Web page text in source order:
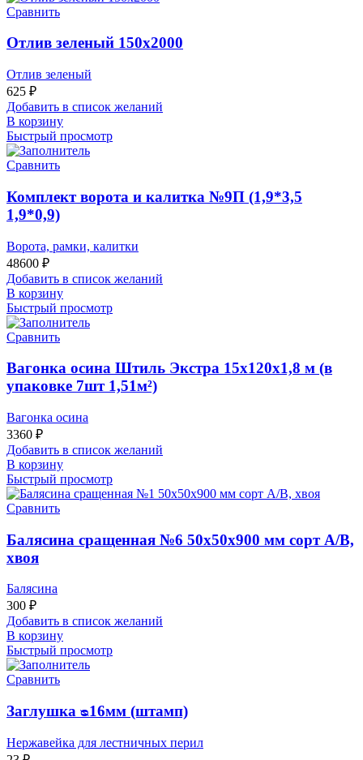
Сравнить
Отлив зеленый 150х2000
Отлив зеленый
625 ₽
Добавить в список желаний
В корзину
Быстрый просмотр
Сравнить
Комплект ворота и калитка №9П (1,9*3,5
1,9*0,9)
Ворота, рамки, калитки
48600 ₽
Добавить в список желаний
В корзину
Быстрый просмотр
Сравнить
Вагонка осина Штиль Экстра 15х120х1,8 м (в
упаковке 7шт 1,51м²)
Вагонка осина
3360 ₽
Добавить в список желаний
В корзину
Быстрый просмотр
Сравнить
Балясина сращенная №6 50х50х900 мм сорт А/В,
хвоя
Балясина
300 ₽
Добавить в список желаний
В корзину
Быстрый просмотр
Сравнить
Заглушка ᴓ16мм (штамп)
Нержавейка для лестничных перил